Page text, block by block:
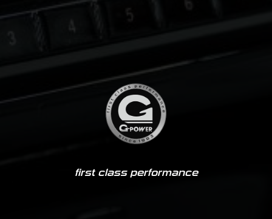
first class performance